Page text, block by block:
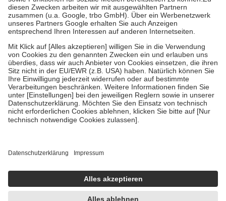
Zuzahlung zehn Prozent der Kosten sowie zehn Euro je
Verordnung.
Um das Engagement der Versicherten für ihre eigene Gesundheit zu
stärken und die besondere Stellung der Familie zu unterstützen,
fallenkeine Zuzahlungenan bei:
• Kindern und Jugendlichen bis zum vollendeten 18. Lebensjahr
mit Ausnahme der Fahrkosten
• Untersuchungen zur Vorsorge und Früherkennung, die von der
GKV getragen werden
• empfohlenen Schutzimpfungen
• Harn- und Blutteststreifen
getroffen, um sicherzustellen, dass es sich um echte Bewertungen
https://help.etrusted.com/hc/de/articles/4419944605341
Einige Bilder und Inhalte wurden unter Zuhilfenahme künstlicher